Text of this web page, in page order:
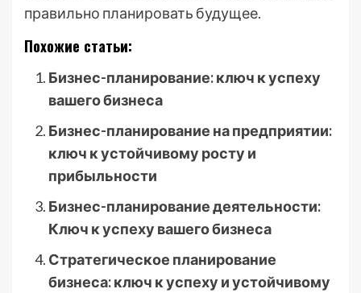
правильно планировать будущее.
Похожие статьи:
Бизнес-планирование: ключ к успеху
вашего бизнеса
Бизнес-планирование на предприятии:
ключ к устойчивому росту и
прибыльности
Бизнес-планирование деятельности:
Ключ к успеху вашего бизнеса
Стратегическое планирование
бизнеса: ключ к успеху и устойчивому